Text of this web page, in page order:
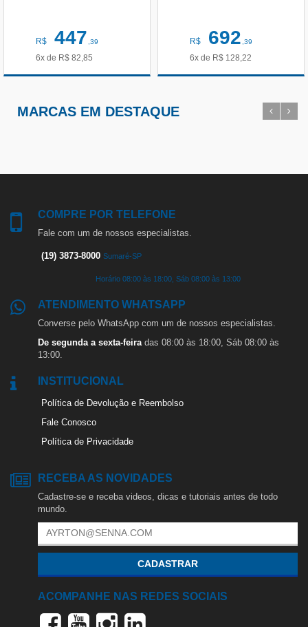
R$ 447,39
6x de R$ 82,85
R$ 692,39
6x de R$ 128,22
MARCAS EM DESTAQUE
COMPRE POR TELEFONE
Fale com um de nossos especialistas.
(19) 3873-8000 Sumaré-SP
Horário 08:00 às 18:00, Sáb 08:00 às 13:00
ATENDIMENTO WHATSAPP
Converse pelo WhatsApp com um de nossos especialistas.
De segunda a sexta-feira das 08:00 às 18:00, Sáb 08:00 às
13:00.
INSTITUCIONAL
Política de Devolução e Reembolso
Fale Conosco
Política de Privacidade
RECEBA AS NOVIDADES
Cadastre-se e receba videos, dicas e tutoriais antes de todo
mundo.
CADASTRAR
ACOMPANHE NAS REDES SOCIAIS